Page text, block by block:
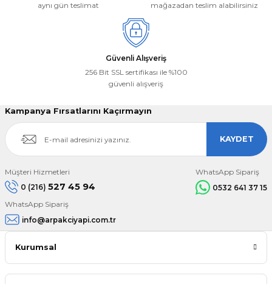
aynı gün teslimat
mağazadan teslim alabilirsiniz
Güvenli Alışveriş
256 Bit SSL sertifikası ile %100
güvenli alışveriş
Kampanya Fırsatlarını Kaçırmayın
KAYDET
Müşteri Hizmetleri
0 (216) 527 45 94
WhatsApp Sipariş
0532 641 37 15
WhatsApp Sipariş
info@arpakciyapi.com.tr
Kurumsal